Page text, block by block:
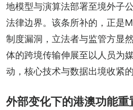
地模型与演算法部署至境外子
法律边界。该条所补的，正是
制度漏洞，立法者与监管方显
体的跨境传输伸展至以人员为
动，核心技术与数据出境收紧
外部变化下的港澳功能重